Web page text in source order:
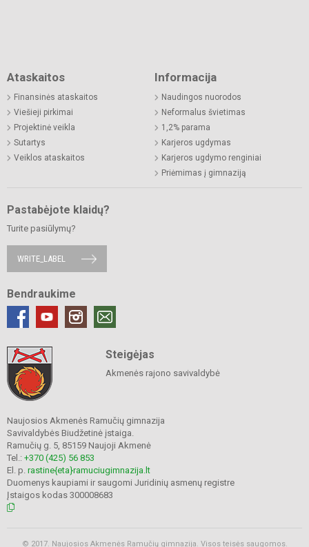
Ataskaitos
Finansinės ataskaitos
Viešieji pirkimai
Projektinė veikla
Sutartys
Veiklos ataskaitos
Informacija
Naudingos nuorodos
Neformalus švietimas
1,2% parama
Karjeros ugdymas
Karjeros ugdymo renginiai
Priėmimas į gimnaziją
Pastabėjote klaidų?
Turite pasiūlymų?
WRITE_LABEL
Bendraukime
Steigėjas
Akmenės rajono savivaldybė
Naujosios Akmenės Ramučių gimnazija
Savivaldybės Biudžetinė įstaiga.
Ramučių g. 5, 85159 Naujoji Akmenė
Tel.: +370 (425) 56 853
El. p. rastine{eta}ramuciugimnazija.lt
Duomenys kaupiami ir saugomi Juridinių asmenų registre
Įstaigos kodas 300008683
© 2017. Naujosios Akmenės Ramučių gimnazija. Visos teisės saugomos.